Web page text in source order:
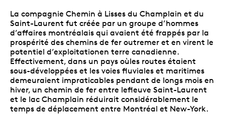
La compagnie Chemin à Lisses du Champlain et du
Saint-Laurent fut créée par un groupe d’hommes
d’affaires montréalais qui avaient été frappés par la
prospérité des chemins de fer outremer et en virent le
potentiel d’exploitationen terre canadienne.
Effectivement, dans un pays oùles routes étaient
sous-développées et les voies fluviales et maritimes
demeuraient impraticables pendant de longs mois en
hiver, un chemin de fer entre lefleuve Saint-Laurent
et le lac Champlain réduirait considérablement le
temps de déplacement entre Montréal et New-York.